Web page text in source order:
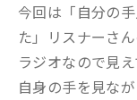
今回は「自分の
た」リスナーさ
ラジオなので見
自身の手を見な